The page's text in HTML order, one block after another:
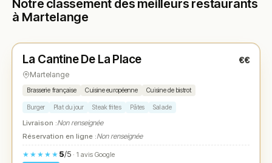
Notre classement des meilleurs restaurants
à Martelange
★ N° 1
La Cantine De La Place €€
Martelange
Brasserie française Cuisine européenne Cuisine de bistrot
Burger Plat du jour Steak frites Pâtes Salade
Livraison :Non renseignée
Réservation en ligne :Non renseignée
★★★★★ 5/5· 1 avis Google